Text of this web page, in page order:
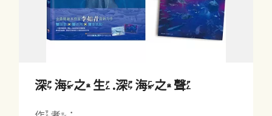
深海之生.深海之聲